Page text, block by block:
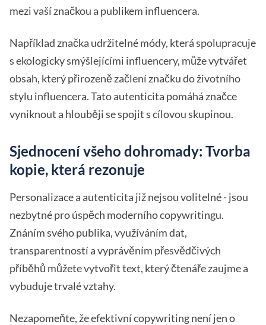
mezi vaší značkou a publikem influencera.
Například značka udržitelné módy, která spolupracuje
s ekologicky smýšlejícími influencery, může vytvářet
obsah, který přirozeně začlení značku do životního
stylu influencera. Tato autenticita pomáhá značce
vyniknout a hlouběji se spojit s cílovou skupinou.
Sjednocení všeho dohromady: Tvorba
kopie, která rezonuje
Personalizace a autenticita již nejsou volitelné - jsou
nezbytné pro úspěch moderního copywritingu.
Znáním svého publika, využíváním dat,
transparentností a vyprávěním přesvědčivých
příběhů můžete vytvořit text, který čtenáře zaujme a
vybuduje trvalé vztahy.
Nezapomeňte, že efektivní copywriting není jen o